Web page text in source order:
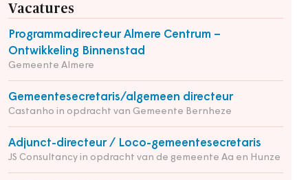
Vacatures
Programmadirecteur Almere Centrum –
Ontwikkeling Binnenstad
Gemeente Almere
Gemeentesecretaris/algemeen directeur
Castanho in opdracht van Gemeente Bernheze
Adjunct-directeur / Loco-gemeentesecretaris
JS Consultancy in opdracht van de gemeente Aa en Hunze